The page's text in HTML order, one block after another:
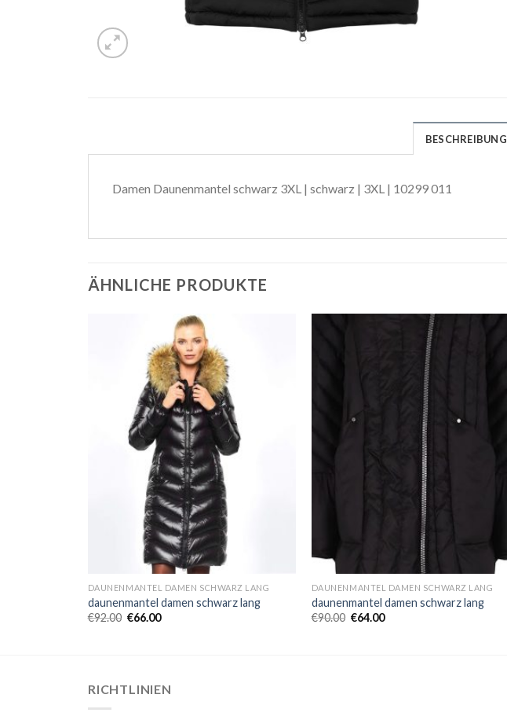
BESCHREIBUNG
Damen Daunenmantel schwarz 3XL | schwarz | 3XL | 10299 011
ÄHNLICHE PRODUKTE
DAUNENMANTEL DAMEN SCHWARZ LANG
daunenmantel damen schwarz lang
€92.00 €66.00
DAUNENMANTEL DAMEN SCHWARZ LANG
daunenmantel damen schwarz lang
€90.00 €64.00
RICHTLINIEN